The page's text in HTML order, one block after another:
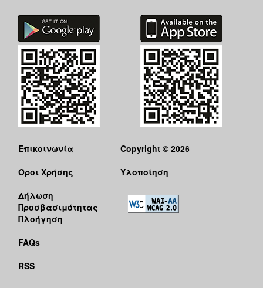
Επικοινωνία
Όροι Χρήσης
Δήλωση
Προσβασιμότητας
Πλοήγηση
FAQs
RSS
Copyright © 2026
Υλοποίηση